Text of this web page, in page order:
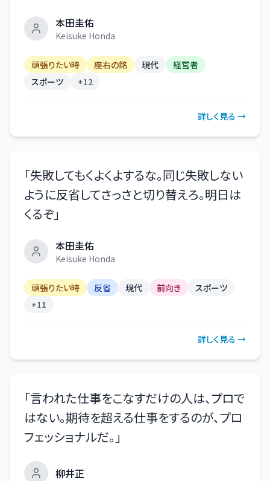
本田圭佑
Keisuke Honda
頑張りたい時 座右の銘 現代
経営者
スポーツ
+12
詳しく見る →
「失敗してもくよくよするな。同じ失敗しない
ように反省してさっさと切り替えろ。明日は
くるぞ」
本田圭佑
Keisuke Honda
頑張りたい時 反省 現代 前向き
スポーツ
+11
詳しく見る →
「言われた仕事をこなすだけの人は、プロで
はない。期待を超える仕事をするのが、プロ
フェッショナルだ。 」
柳井正